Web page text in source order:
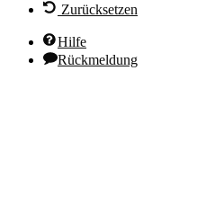
Zurücksetzen
Hilfe
Rückmeldung